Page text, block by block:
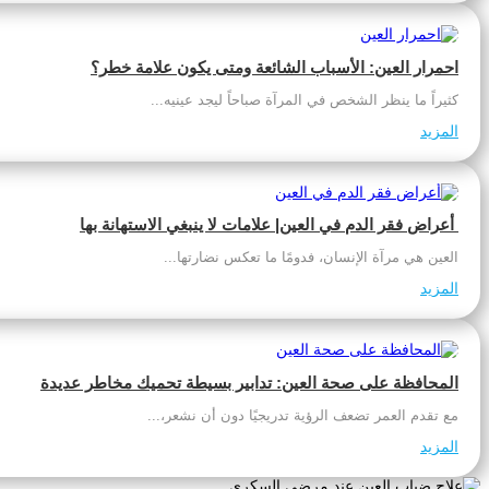
احمرار العين: الأسباب الشائعة ومتى يكون علامة خطر؟
كثيراً ما ينظر الشخص في المرآة صباحاً ليجد عينيه...
المزيد
العين هي مرآة الإنسان، فدومًا ما تعكس نضارتها...
المزيد
المحافظة على صحة العين: تدابير بسيطة تحميك مخاطر عديدة
مع تقدم العمر تضعف الرؤية تدريجيًا دون أن نشعر،...
المزيد